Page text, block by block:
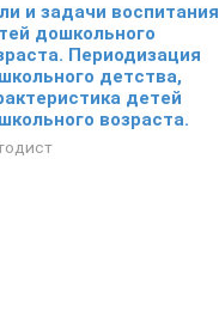
и задачи воспитания
дошкольного
Периодизация
детства,
детей
возраста.